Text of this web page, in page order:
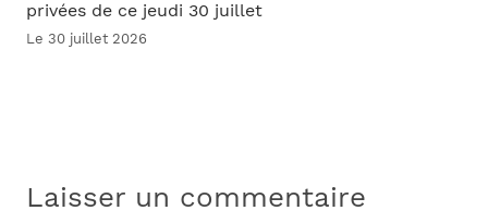
privées de ce jeudi 30 juillet
Le 30 juillet 2026
Laisser un commentaire